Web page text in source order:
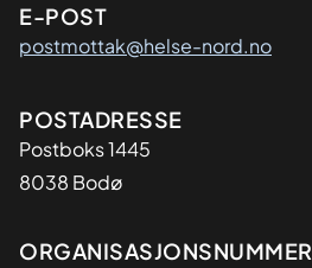
E-POST
postmottak@helse-nord.no
Adresse
POSTADRESSE
Postboks 1445
8038 Bodø
Organisasjon
ORGANISASJONSNUMMER